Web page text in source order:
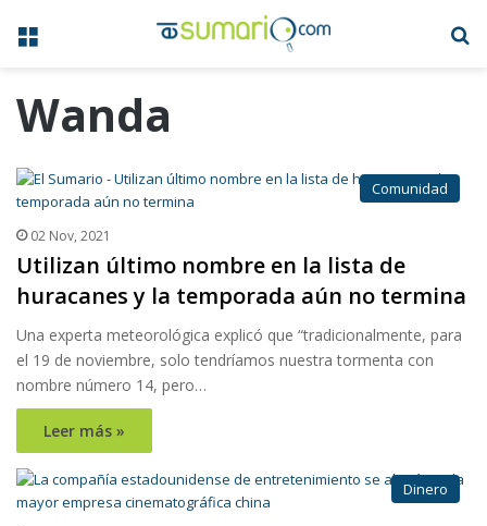
Menú
Wanda
Comunidad
02 Nov, 2021
Utilizan último nombre en la lista de
huracanes y la temporada aún no termina
Una experta meteorológica explicó que “tradicionalmente, para
el 19 de noviembre, solo tendríamos nuestra tormenta con
nombre número 14, pero…
Leer más »
Dinero